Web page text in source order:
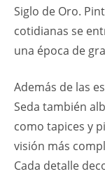
Siglo de Oro.
cotidianas se
una época de
Además de las
Seda también
como tapices y
visión más
Cada detalle